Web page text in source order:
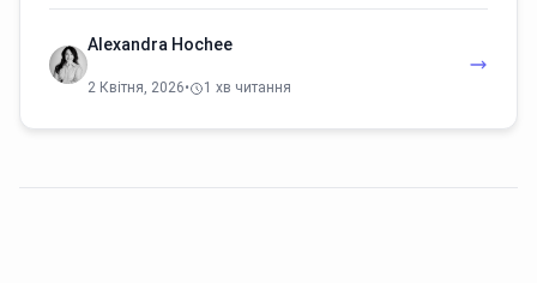
Alexandra Hochee
2 Квітня, 2026• 1 хв читання